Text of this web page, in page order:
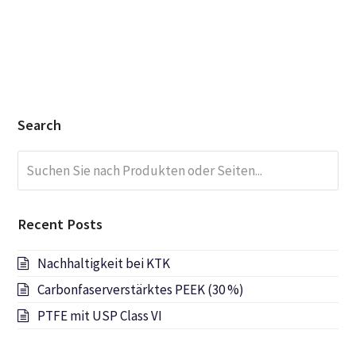
Search
Sie
nach
oder
Recent Posts
Nachhaltigkeit bei KTK
Carbonfaserverstärktes PEEK (30 %)
PTFE mit USP Class VI